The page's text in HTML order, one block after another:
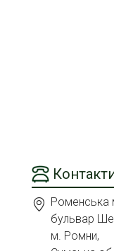
Роменська
бульвар
м. Ромни,